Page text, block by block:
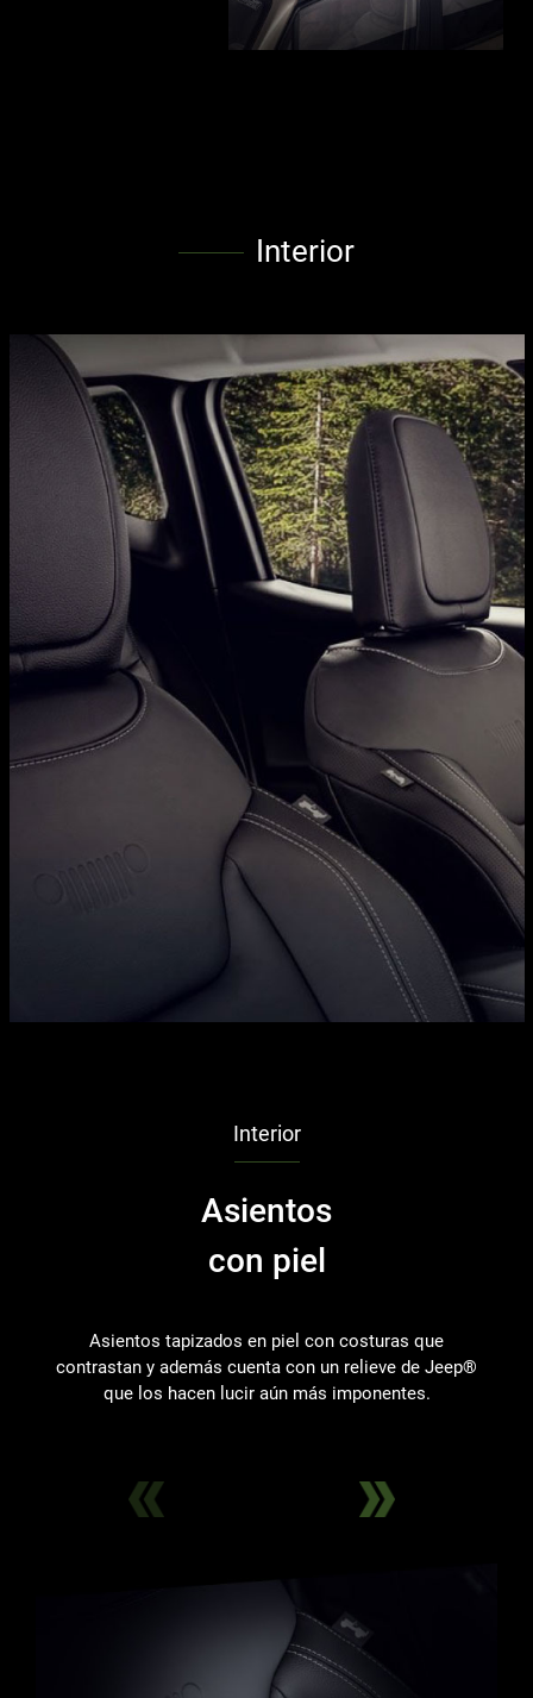
Interior
Interior
Asientos
con piel
Asientos tapizados en piel con costuras que
contrastan y además cuenta con un relieve de Jeep®
que los hacen lucir aún más imponentes.